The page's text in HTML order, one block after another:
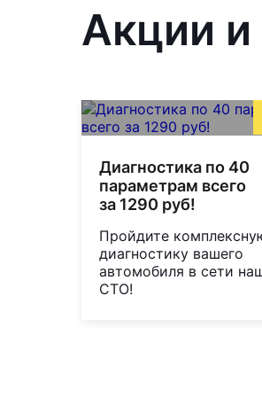
Акции и
Диагностика по 40
параметрам всего
за 1290 руб!
Пройдите
диагностику вашего
автомобиля в сети
СТО!